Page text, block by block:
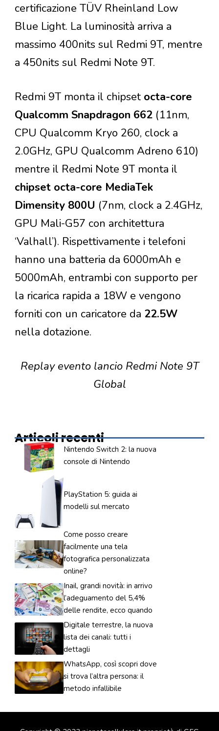
certificazione TÜV Rheinland Low
Blue Light. La luminosità arriva a
massimo 400nits sul Redmi 9T, mentre
a 450nits sul Redmi Note 9T.
Redmi 9T monta il chipset octa-core
Qualcomm Snapdragon 662 (11nm,
CPU Qualcomm Kryo 260, clock a
2.0GHz, GPU Qualcomm Adreno 610)
mentre il Redmi Note 9T monta il
chipset octa-core MediaTek
Dimensity 800U (7nm, clock a 2.4GHz,
GPU Mali-G57 con architettura
‘Valhall’). Rispettivamente i telefoni
hanno una batteria da 6000mAh e
5000mAh, entrambi con supporto per
la ricarica rapida a 18W e vengono
forniti con un caricatore da 22.5W
nella dotazione.
Replay evento lancio Redmi Note 9T
Global
Articoli recenti
Nintendo Switch 2: la nuova
console di Nintendo
PlayStation 5: guida ai
modelli sul mercato
Come posso creare
facilmente una tela
fotografica personalizzata
online?
Inail, grandi novità: in arrivo
l’adeguamento del 5,4%
delle rendite, ecco quando
Digitale terrestre, la nuova
lista dei canali: tutti i
dettagli
WhatsApp, così scopri dove
si trova l’altra persona: il
metodo infallibile